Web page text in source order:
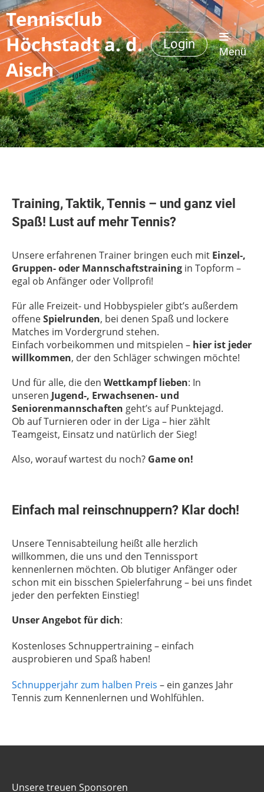
Tennisclub
Höchstadt a. d.
Aisch
Login
Menü
Training, Taktik, Tennis – und ganz viel
Spaß! Lust auf mehr Tennis?
Unsere erfahrenen Trainer bringen euch mit Einzel-,
Gruppen- oder Mannschaftstraining in Topform –
egal ob Anfänger oder Vollprofi!
Für alle Freizeit- und Hobbyspieler gibt’s außerdem
offeneSpielrunden, bei denen Spaß und lockere
Matches im Vordergrund stehen.
Einfach vorbeikommen und mitspielen – hier ist jeder
willkommen, der den Schläger schwingen möchte!
Und für alle, die den Wettkampf lieben: In
unseren Jugend-, Erwachsenen- und
Seniorenmannschaften geht’s auf Punktejagd.
Ob auf Turnieren oder in der Liga – hier zählt
Teamgeist, Einsatz und natürlich der Sieg!
Also, worauf wartest du noch? Game on!
Einfach mal reinschnuppern? Klar doch!
Unsere Tennisabteilung heißt alle herzlich
willkommen, die uns und den Tennissport
kennenlernen möchten. Ob blutiger Anfänger oder
schon mit ein bisschen Spielerfahrung – bei uns findet
jeder den perfekten Einstieg!
Unser Angebot für dich:
Kostenloses Schnuppertraining – einfach
ausprobieren und Spaß haben!
Schnupperjahr zum halben Preis – ein ganzes Jahr
Tennis zum Kennenlernen und Wohlfühlen.
Unsere treuen Sponsoren